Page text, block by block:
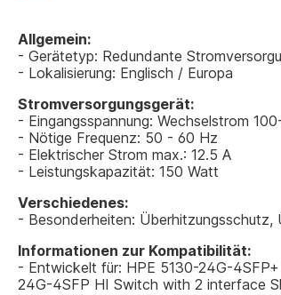
Allgemein:
- Gerätetyp: Redundante
- Lokalisierung: Englisch / Europa
Stromversorgungsgerät:
- Eingangsspannung: Wechselstrom
- Nötige Frequenz: 50 - 60 Hz
- Elektrischer Strom max.: 12.5 A
- Leistungskapazität: 150 Watt
Verschiedenes:
- Besonderheiten: Überhitzungsschutz,
Informationen zur Kompatibilität:
- Entwickelt für: HPE 5130-24G-
24G-4SFP HI Switch with 2 interface